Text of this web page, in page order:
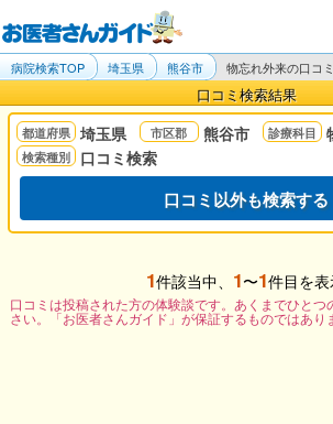
病院検索TOP 埼玉県 熊谷市 物忘れ外来の口コ
口コミ検索結果
埼玉県 熊谷市
口コミ検索
口コミ以外も検索する
1件該当中、 1〜1件目を
口コミは投稿された方の体験談です。あくまでひとつ
さい。「お医者さんガイド」が保証するものではあり